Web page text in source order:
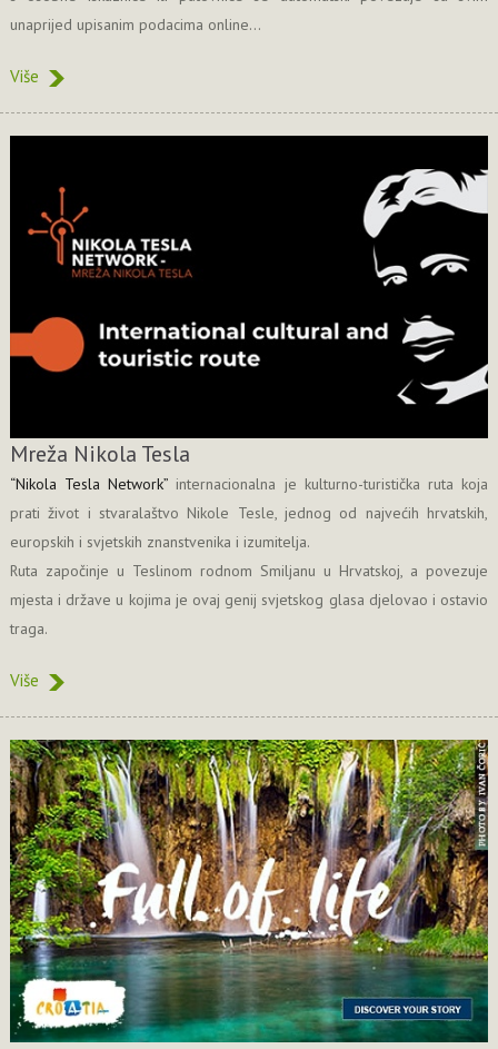
unaprijed upisanim podacima online...
Više
Mreža Nikola Tesla
“Nikola Tesla Network” internacionalna je kulturno-turistička ruta koja
prati život i stvaralaštvo Nikole Tesle, jednog od najvećih hrvatskih,
europskih i svjetskih znanstvenika i izumitelja.
Ruta započinje u Teslinom rodnom Smiljanu u Hrvatskoj, a povezuje
mjesta i države u kojima je ovaj genij svjetskog glasa djelovao i ostavio
traga.
Više